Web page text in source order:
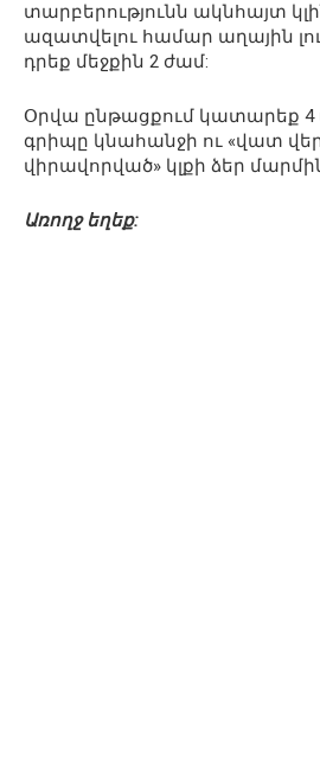
տարբերությունն ակնհայտ
ազատվելու համար աղային
դրեք մեջքին 2 ժամ:
Օրվա ընթացքում կատարեք 4
գրիպը կնահանջի ու «վատ
վիրավորված» կլքի ձեր
Առողջ եղեք: